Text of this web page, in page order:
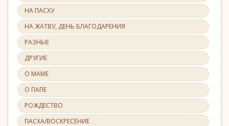
НА ПАСХУ
НА ЖАТВУ, ДЕНЬ БЛАГОДАРЕНИЯ
РАЗНЫЕ
ДРУГИЕ
О МАМЕ
О ПАПЕ
РОЖДЕСТВО
ПАСХА/ВОСКРЕСЕНИЕ